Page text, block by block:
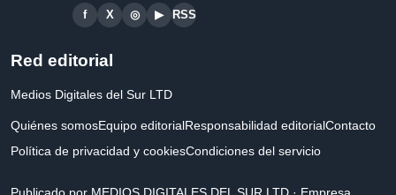
f X ◎ ▶ RSS
Red editorial
Medios Digitales del Sur LTD
Quiénes somosEquipo editorialResponsabilidad editorialContacto
Política de privacidad y cookiesCondiciones del servicio